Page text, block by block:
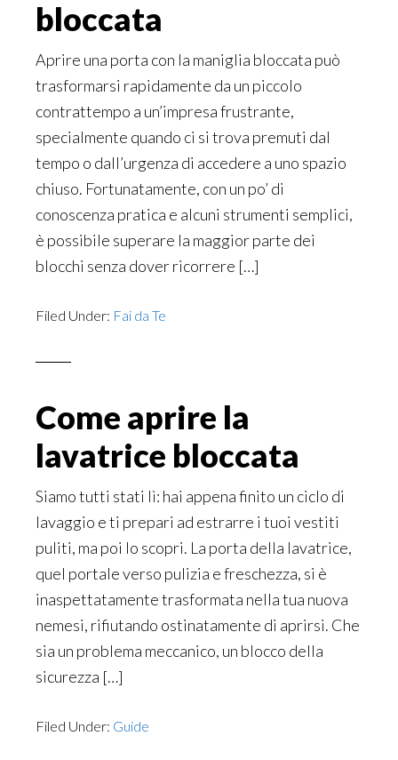
bloccata
Aprire una porta con la maniglia bloccata può
trasformarsi rapidamente da un piccolo
contrattempo a un’impresa frustrante,
specialmente quando ci si trova premuti dal
tempo o dall’urgenza di accedere a uno spazio
chiuso. Fortunatamente, con un po’ di
conoscenza pratica e alcuni strumenti semplici,
è possibile superare la maggior parte dei
blocchi senza dover ricorrere […]
Filed Under: Fai da Te
Come aprire la
lavatrice bloccata
Siamo tutti stati lì: hai appena finito un ciclo di
lavaggio e ti prepari ad estrarre i tuoi vestiti
puliti, ma poi lo scopri. La porta della lavatrice,
quel portale verso pulizia e freschezza, si è
inaspettatamente trasformata nella tua nuova
nemesi, rifiutando ostinatamente di aprirsi. Che
sia un problema meccanico, un blocco della
sicurezza […]
Filed Under: Guide